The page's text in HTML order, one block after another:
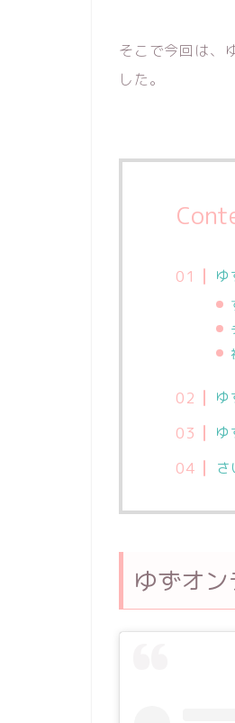
そこで今回は、
した。
ゆ
ゆ
ゆ
さ
ゆずオ